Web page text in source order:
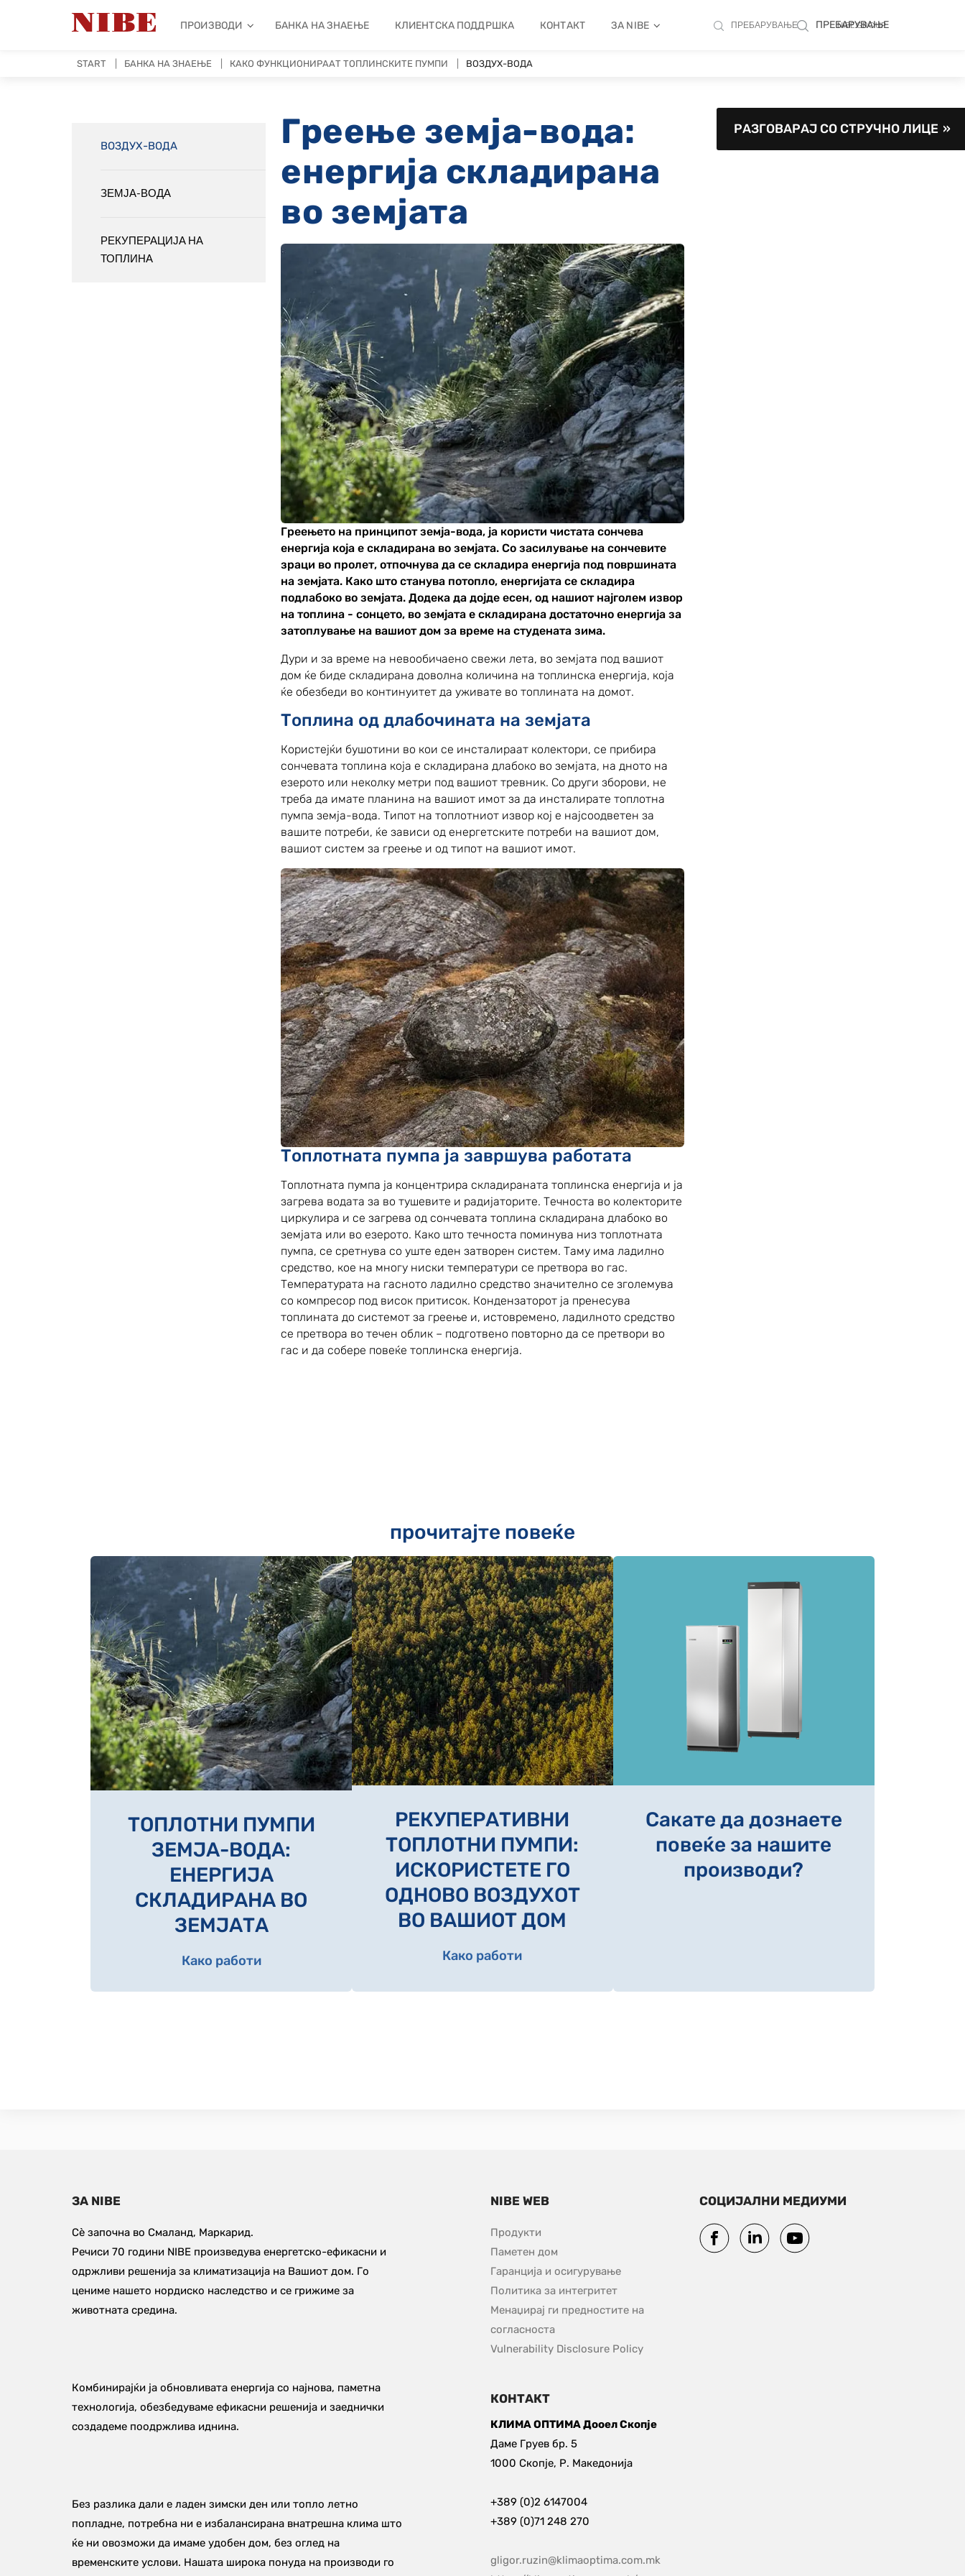
ПРОИЗВОДИ БАНКА НА ЗНАЕЊЕ КЛИЕНТСКА ПОДДРШКА КОНТАКТ ЗА NIBE ПРЕБАРУВАЊЕ
ПРЕБАРУВАЊЕ NIBE GROUP
START БАНКА НА ЗНАЕЊЕ КАКО ФУНКЦИОНИРААТ ТОПЛИНСКИТЕ ПУМПИ ВОЗДУХ-ВОДА
РАЗГОВАРАЈ СО СТРУЧНО ЛИЦЕ
ВОЗДУХ-ВОДА
ЗЕМЈА-ВОДА
РЕКУПЕРАЦИЈА НА
ТОПЛИНА
Греење земја-вода:
енергија складирана
во земјата
Греењето на принципот земја-вода, ја користи чистата сончева
енергија која е складирана во земјата. Со засилување на сончевите
зраци во пролет, отпочнува да се складира енергија под површината
на земјата. Како што станува потопло, енергијата се складира
подлабоко во земјата. Додека да дојде есен, од нашиот најголем извор
на топлина - сонцето, во земјата е складирана достаточно енергија за
затоплување на вашиот дом за време на студената зима.
Дури и за време на невообичаено свежи лета, во земјата под вашиот
дом ќе биде складирана доволна количина на топлинска енергија, која
ќе обезбеди во континуитет да уживате во топлината на домот.
Топлина од длабочината на земјата
Користејќи бушотини во кои се инсталираат колектори, се прибира
сончевата топлина која е складирана длабоко во земјата, на дното на
езерото или неколку метри под вашиот тревник. Со други зборови, не
треба да имате планина на вашиот имот за да инсталирате топлотна
пумпа земја-вода. Типот на топлотниот извор кој е најсоодветен за
вашите потреби, ќе зависи од енергетските потреби на вашиот дом,
вашиот систем за греење и од типот на вашиот имот.
Топлотната пумпа ја завршува работата
Топлотната пумпа ја концентрира складираната топлинска енергија и ја
загрева водата за во тушевите и радијаторите. Течноста во колекторите
циркулира и се загрева од сончевата топлина складирана длабоко во
земјата или во езерото. Како што течноста поминува низ топлотната
пумпа, се сретнува со уште еден затворен систем. Таму има ладилно
средство, кое на многу ниски температури се претвора во гас.
Температурата на гасното ладилно средство значително се зголемува
со компресор под висок притисок. Кондензаторот ја пренесува
топлината до системот за греење и, истовремено, ладилното средство
се претвора во течен облик – подготвено повторно да се претвори во
гас и да собере повеќе топлинска енергија.
прочитајте повеќе
ТОПЛОТНИ ПУМПИ
ЗЕМЈА-ВОДА:
ЕНЕРГИЈА
СКЛАДИРАНА ВО
ЗЕМЈАТА
Како работи
РЕКУПЕРАТИВНИ
ТОПЛОТНИ ПУМПИ:
ИСКОРИСТЕТЕ ГО
ОДНОВО ВОЗДУХОТ
ВО ВАШИОТ ДОМ
Како работи
Сакате да дознаете
повеќе за нашите
производи?
ЗА NIBE
Сè започна во Смаланд, Маркарид.
Речиси 70 години NIBE произведува енергетско-ефикасни и
одржливи решенија за климатизација на Вашиот дом. Го
цениме нашето нордиско наследство и се грижиме за
животната средина.
Комбинирајќи ја обновливата енергија со најнова, паметна
технологија, обезбедуваме ефикасни решенија и заеднички
создадеме поодржлива иднина.
Без разлика дали е ладен зимски ден или топло летно
попладне, потребна ни е избалансирана внатрешна клима што
ќе ни овозможи да имаме удобен дом, без оглед на
временските услови. Нашата широка понуда на производи го
NIBE WEB
Продукти
Паметен дом
Гаранција и осигурување
Политика за интегритет
Менаџирај ги предностите на
согласноста
Vulnerability Disclosure Policypdf, 153.9 kB.
КОНТАКТ
КЛИМА ОПТИМА Дооел Скопје
Даме Груев бр. 5
1000 Скопје, Р. Македонија
+389 (0)2 6147004
+389 (0)71 248 270
gligor.ruzin@klimaoptima.com.mk
СОЦИЈАЛНИ МЕДИУМИ